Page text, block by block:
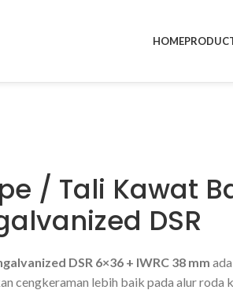
HOME
/ Tali Kawat
DSR
DSR 6×36 + IWRC 38 mm
cengkeraman lebih baik pada alur roda